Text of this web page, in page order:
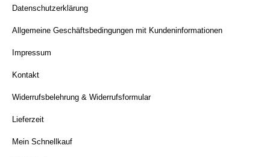
Datenschutzerklärung
Allgemeine Geschäftsbedingungen mit Kundeninformationen
Impressum
Kontakt
Widerrufsbelehrung & Widerrufsformular
Lieferzeit
Mein Schnellkauf